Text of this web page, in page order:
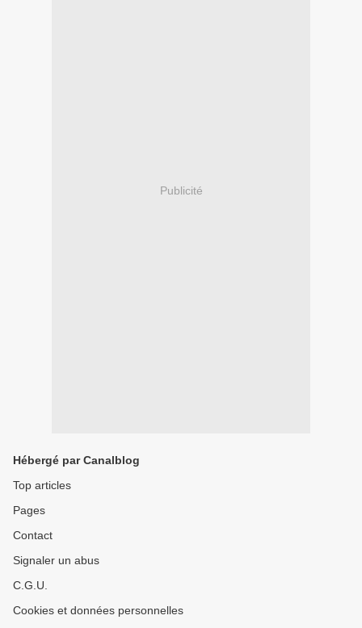
Publicité
Hébergé par Canalblog
Top articles
Pages
Contact
Signaler un abus
C.G.U.
Cookies et données personnelles